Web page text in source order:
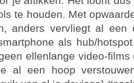
te houden. Met
anders vervliegt al
als hub/
ellenlange video-
al een hoop